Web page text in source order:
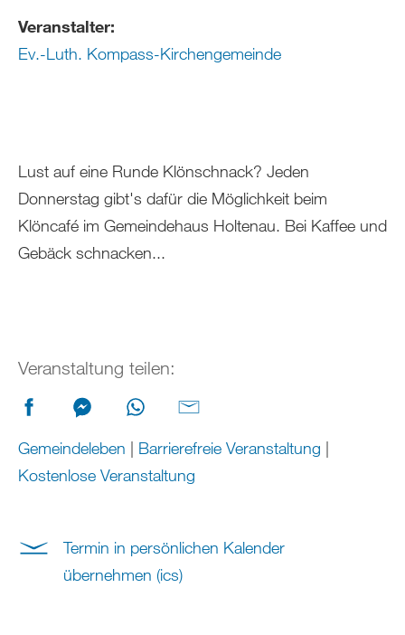
Veranstalter:
Ev.-Luth. Kompass-Kirchengemeinde
Lust auf eine Runde Klönschnack? Jeden
Donnerstag gibt's dafür die Möglichkeit beim
Klöncafé im Gemeindehaus Holtenau. Bei Kaffee und
Gebäck schnacken...
Veranstaltung teilen:
Gemeindeleben | Barrierefreie Veranstaltung |
Kostenlose Veranstaltung
Termin in persönlichen Kalender
übernehmen (ics)